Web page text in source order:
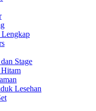
Lengkap
Stage
Lesehan